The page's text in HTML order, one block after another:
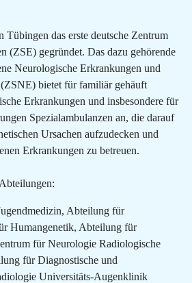
Tübingen das erste deutsche Zentrum
(ZSE) gegründet. Das dazu gehörende
Neurologische Erkrankungen und
bietet für familiär gehäuft
Erkrankungen und insbesondere für
Spezialambulanzen an, die darauf
Ursachen aufzudecken und
Erkrankungen zu betreuen.
Abteilung für
Humangenetik, Abteilung für
für Neurologie Radiologische
für Diagnostische und
Universitäts-Augenklinik